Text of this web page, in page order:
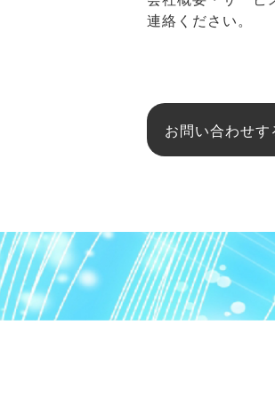
連絡ください。
お問い合わせす